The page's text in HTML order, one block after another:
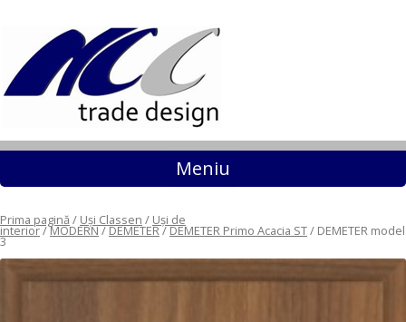
Meniu Sari la conținut
Prima pagină / Uși Classen / Uși de
interior/MODERN/DEMETER/DEMETER Primo Acacia ST/ DEMETER model
3